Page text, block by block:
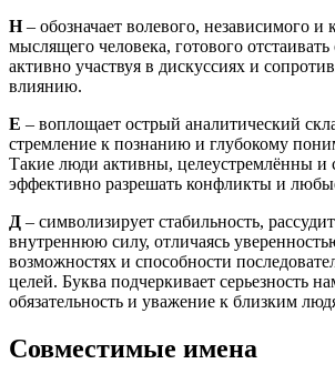
Н– обозначает волевого, независимого и
мыслящего человека, готового
активно участвуя в дискуссиях и
влиянию.
Е – воплощает острый аналитический
стремление к познанию и глубокому
Такие люди активны, целеустремлённы и
эффективно разрешать конфликты и
Д – символизирует стабильность,
внутреннюю силу, отличаясь
возможностях и способности
целей. Буква подчеркивает серьезность
обязательность и уважение к близким
Совместимые имена